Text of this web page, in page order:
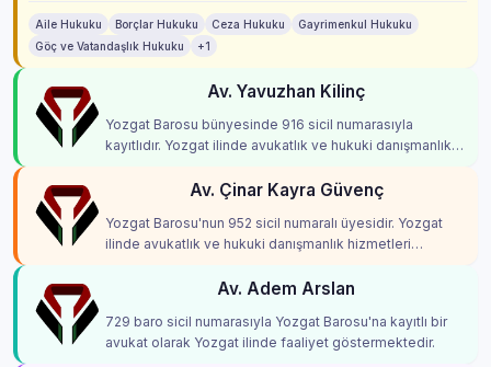
Aile Hukuku Borçlar Hukuku Ceza Hukuku
Gayrimenkul Hukuku
Göç ve Vatandaşlık Hukuku
+1
Av. Yavuzhan Kilinç
Yozgat Barosu bünyesinde 916 sicil numarasıyla
kayıtlıdır. Yozgat ilinde avukatlık ve hukuki danışmanlık
Av. Çinar Kayra Güvenç
Yozgat Barosu'nun 952 sicil numaralı üyesidir. Yozgat
ilinde avukatlık ve hukuki danışmanlık hizmetleri
Av. Adem Arslan
729 baro sicil numarasıyla Yozgat Barosu'na kayıtlı bir
avukat olarak Yozgat ilinde faaliyet göstermektedir.